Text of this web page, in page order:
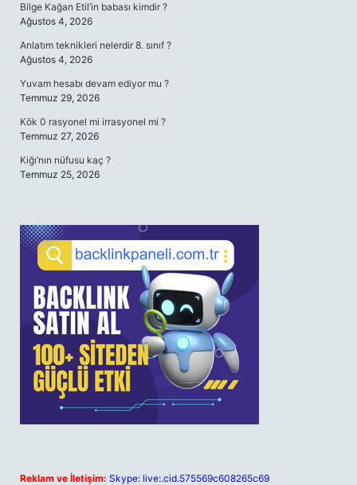
Bilge Kağan Etil’in babası kimdir ?
Ağustos 4, 2026
Anlatım teknikleri nelerdir 8. sınıf ?
Ağustos 4, 2026
Yuvam hesabı devam ediyor mu ?
Temmuz 29, 2026
Kök 0 rasyonel mi irrasyonel mi ?
Temmuz 27, 2026
Kiğı’nın nüfusu kaç ?
Temmuz 25, 2026
Reklam ve İletişim: Skype: live:.cid.575569c608265c69